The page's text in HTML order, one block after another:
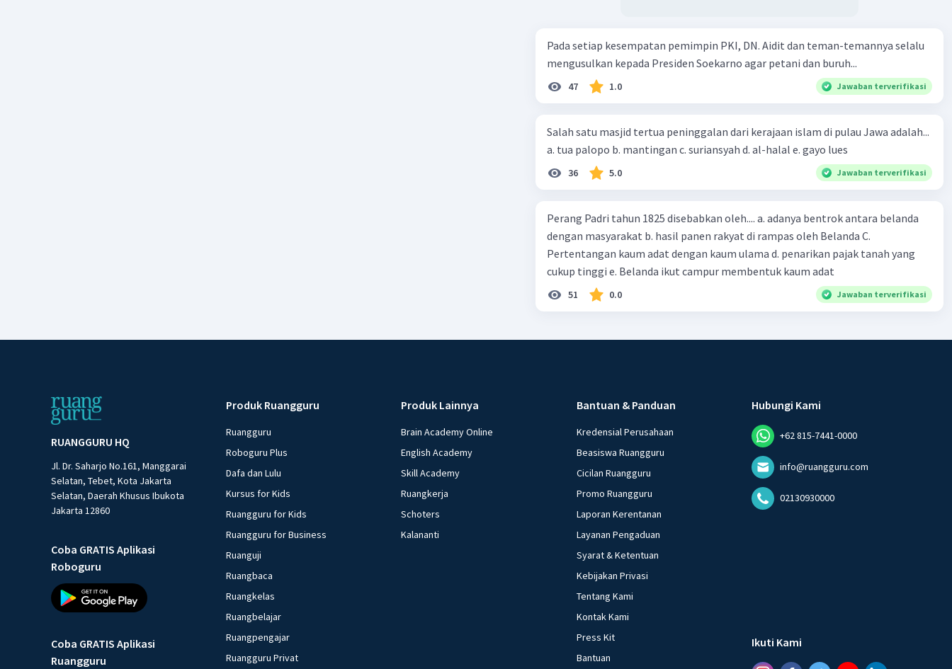
mungkin mengalami kesulitan dalam menangani krisis yang
membutuhkan keputusan cepat dan tindakan tegas. Proses politik
yang panjang dan kompleks dapat menghambat respons
pemerintah terhadap situasi darurat atau konflik yang mendesak.
terhadap terjadinya gridlock atau kebuntuan politik, di mana
parlemen dan pemerintahan tidak dapat mencapai kesepakatan
untuk mengambil tindakan yang diperlukan. Hal ini dapat
menghambat kemajuan dalam pelaksanaan kebijakan dan reformasi.
menempatkan parlemen sebagai badan pengawas pemerintah,
namun akuntabilitas pemerintah terhadap parlemen dan
masyarakat sering kali tidak efektif. Ini dapat disebabkan oleh
kurangnya transparansi dalam proses pengambilan keputusan atau
kurangnya mekanisme yang efektif untuk menegakkan
pertanggungjawaban.
Beri Rating·0.0(0) Balas
Pada setiap kesempatan pemimpin PKI, DN. Aidit dan teman-temannya selalu
mengusulkan kepada Presiden Soekarno agar petani dan buruh...
47 1.0 Jawaban terverifikasi
Salah satu masjid tertua peninggalan dari kerajaan islam di pulau Jawa adalah...
a. tua palopo b. mantingan c. suriansyah d. al-halal e. gayo lues
36 5.0 Jawaban terverifikasi
Perang Padri tahun 1825 disebabkan oleh.... a. adanya bentrok antara belanda
dengan masyarakat b. hasil panen rakyat di rampas oleh Belanda C.
Pertentangan kaum adat dengan kaum ulama d. penarikan pajak tanah yang
cukup tinggi e. Belanda ikut campur membentuk kaum adat
51 0.0 Jawaban terverifikasi
RUANGGURU HQ
Jl. Dr. Saharjo No.161, Manggarai
Selatan, Tebet, Kota Jakarta
Selatan, Daerah Khusus Ibukota
Jakarta 12860
Coba GRATIS Aplikasi
Roboguru
Coba GRATIS Aplikasi
Ruangguru
Produk Ruangguru
Ruangguru
Roboguru Plus
Dafa dan Lulu
Kursus for Kids
Ruangguru for Kids
Ruangguru for Business
Ruanguji
Ruangbaca
Ruangkelas
Ruangbelajar
Ruangpengajar
Ruangguru Privat
Produk Lainnya
Brain Academy Online
English Academy
Skill Academy
Ruangkerja
Schoters
Kalananti
Bantuan & Panduan
Kredensial Perusahaan
Beasiswa Ruangguru
Cicilan Ruangguru
Promo Ruangguru
Laporan Kerentanan
Layanan Pengaduan
Syarat & Ketentuan
Kebijakan Privasi
Tentang Kami
Kontak Kami
Press Kit
Bantuan
Hubungi Kami
+62 815-7441-0000
info@ruangguru.com
02130930000
Ikuti Kami